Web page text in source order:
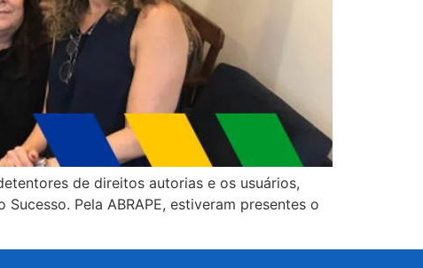
de direitos autorias e os usuários,
Pela ABRAPE, estiveram presentes o